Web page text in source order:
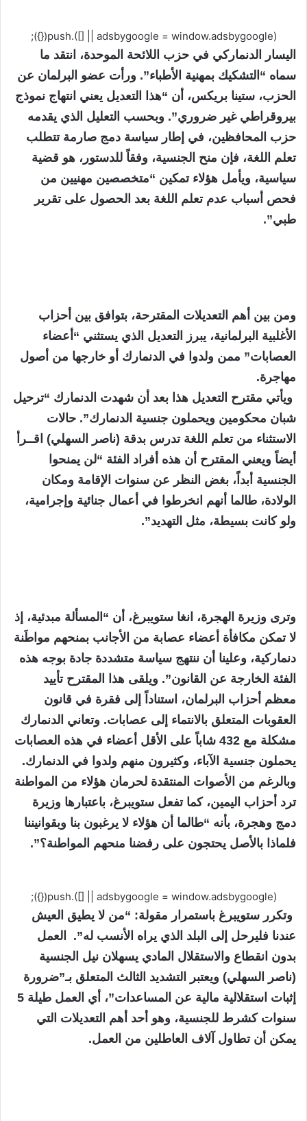
(adsbygoogle = window.adsbygoogle || []).push({});
اليسار الدنماركي في حزب اللائحة الموحدة، انتقد ما
سماه “التشكيك بمهنية الأطباء”. ورأت عضو البرلمان عن
الحزب، ستينا بريكس، أن “هذا التعديل يعني انتهاج نموذج
بيروقراطي غير ضروري”. وبحسب التعليل الذي يقدمه
حزب المحافظين، في إطار سياسة دمج صارمة تتطلب
تعلم اللغة، فإن منح الجنسية، وفقاً للدستور، هو قضية
سياسية، ويأمل هؤلاء تمكين “متخصصين مهنيين من
فحص أسباب عدم تعلم اللغة بعد الحصول على تقرير
طبي”.
ومن بين أهم التعديلات المقترحة، بتوافق بين أحزاب
الأغلبية البرلمانية، يبرز التعديل الذي يستثني “أعضاء
العصابات” ممن ولدوا في الدنمارك أو خارجها من أصول
مهاجرة.
ويأتي مقترح التعديل هذا بعد أن شهدت الدنمارك “ترحيل
شبان محكومين ويحملون جنسية الدنمارك”. حالات
الاستثناء من تعلم اللغة تدرس بدقة (ناصر السهلي) اقــرأ
أيضاً ويعني المقترح أن هذه أفراد الفئة “لن يمنحوا
الجنسية أبداً، بغض النظر عن سنوات الإقامة ومكان
الولادة، طالما أنهم انخرطوا في أعمال جنائية وإجرامية،
ولو كانت بسيطة، مثل التهديد”.
وترى وزيرة الهجرة، انغا ستويبرغ، أن “المسألة مبدئية، إذ
لا تمكن مكافأة أعضاء عصابة من الأجانب بمنحهم مواطَنة
دنماركية، وعلينا أن ننتهج سياسة متشددة جادة بوجه هذه
الفئة الخارجة عن القانون”. ويلقى هذا المقترح تأييد
معظم أحزاب البرلمان، استناداً إلى فقرة في قانون
العقوبات المتعلق بالانتماء إلى عصابات. وتعاني الدنمارك
مشكلة مع 432 شاباً على الأقل أعضاء في هذه العصابات
يحملون جنسية الآباء، وكثيرون منهم ولدوا في الدنمارك.
وبالرغم من الأصوات المنتقدة لحرمان هؤلاء من المواطنة
ترد أحزاب اليمين، كما تفعل ستويبرغ، باعتبارها وزيرة
دمج وهجرة، بأنه “طالما أن هؤلاء لا يرغبون بنا وبقوانيننا
فلماذا بالأصل يحتجون على رفضنا منحهم المواطنة؟”.
(adsbygoogle = window.adsbygoogle || []).push({});
وتكرر ستويبرغ باستمرار مقولة: “من لا يطيق العيش
عندنا فليرحل إلى البلد الذي يراه الأنسب له”. العمل
بدون انقطاع والاستقلال المادي يسهلان نيل الجنسية
(ناصر السهلي) ويعتبر التشديد الثالث المتعلق بـ”ضرورة
إثبات استقلالية مالية عن المساعدات”، أي العمل طيلة 5
سنوات كشرط للجنسية، وهو أحد أهم التعديلات التي
يمكن أن تطاول آلاف العاطلين من العمل.